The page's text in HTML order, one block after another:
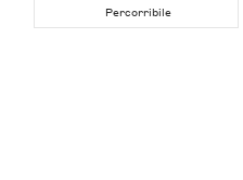
Percorribile